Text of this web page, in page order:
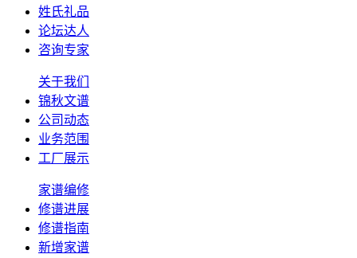
姓氏礼品
论坛达人
咨询专家
关于我们
锦秋文谱
公司动态
业务范围
工厂展示
家谱编修
修谱进展
修谱指南
新增家谱